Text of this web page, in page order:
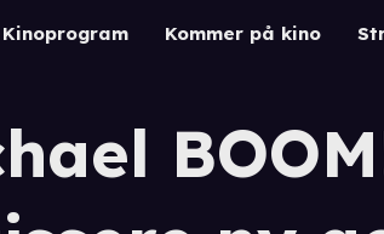
Kinoprogram Kommer på kino